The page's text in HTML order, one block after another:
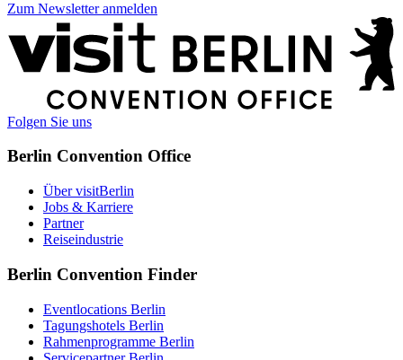
Zum Newsletter anmelden
Weitere
Informationen
Folgen Sie uns
Berlin Convention Office
Über visitBerlin
Jobs & Karriere
Partner
Reiseindustrie
Berlin Convention Finder
Eventlocations Berlin
Tagungshotels Berlin
Rahmenprogramme Berlin